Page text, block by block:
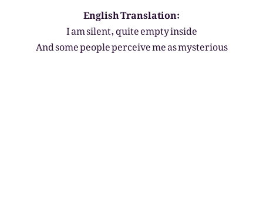
English Translation:
I am silent, quite empty inside
And some people perceive me as mysterious